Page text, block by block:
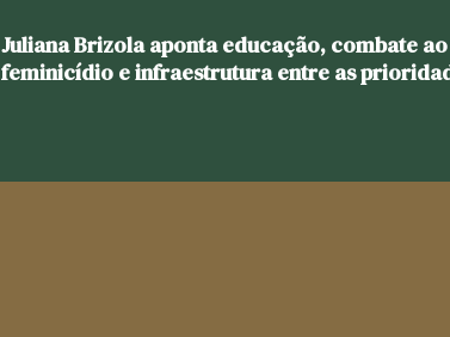
Juliana Brizola aponta educação, combate ao
feminicídio e infraestrutura entre as